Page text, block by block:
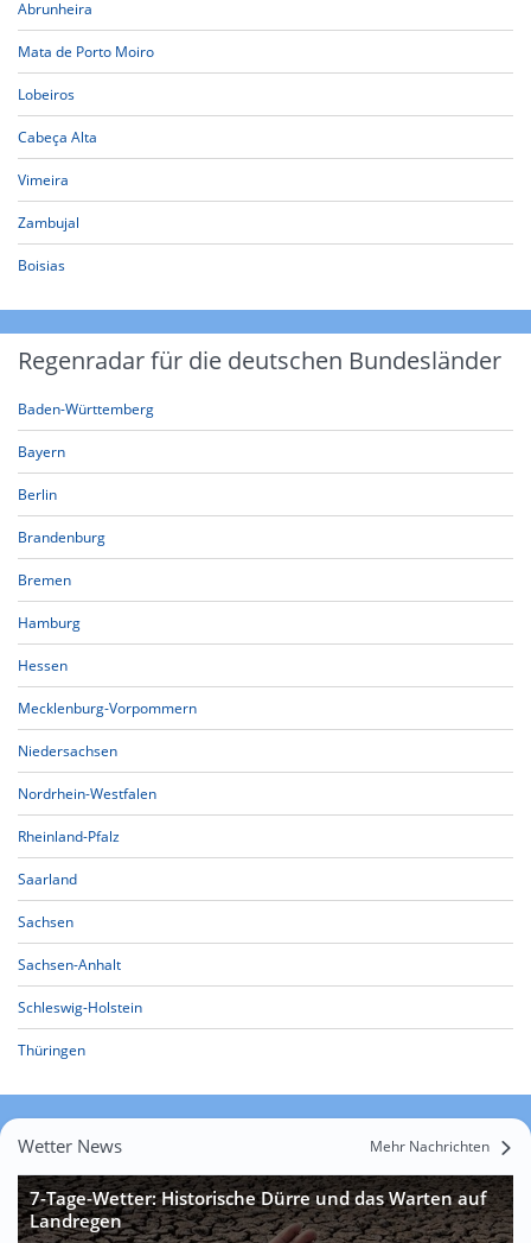
Abrunheira
Mata de Porto Moiro
Lobeiros
Cabeça Alta
Vimeira
Zambujal
Boisias
Regenradar für die deutschen Bundesländer
Baden-Württemberg
Bayern
Berlin
Brandenburg
Bremen
Hamburg
Hessen
Mecklenburg-Vorpommern
Niedersachsen
Nordrhein-Westfalen
Rheinland-Pfalz
Saarland
Sachsen
Sachsen-Anhalt
Schleswig-Holstein
Thüringen
Wetter News Mehr Nachrichten
7-Tage-Wetter: Historische Dürre und das Warten auf
Landregen